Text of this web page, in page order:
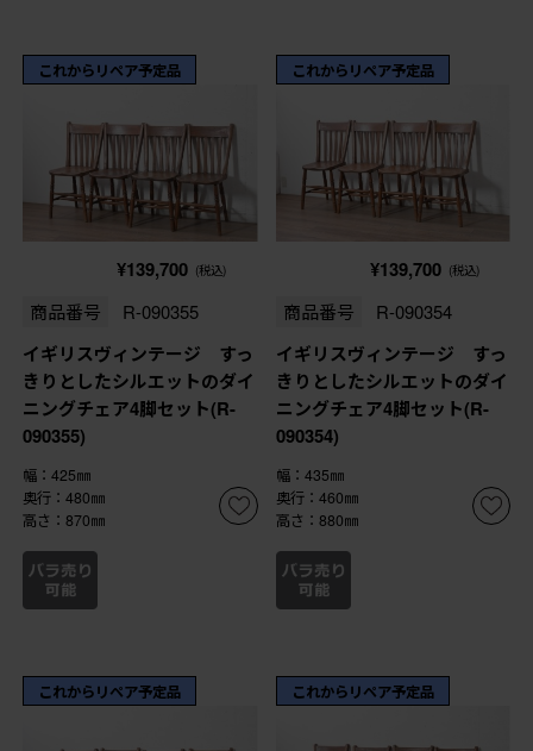
これからリペア予定品
¥139,700 (税込)
商品番号 R-090355
イギリスヴィンテージ すっ
きりとしたシルエットのダイ
ニングチェア4脚セット(R-
090355)
幅：425㎜
奥行：480㎜
高さ：870㎜
これからリペア予定品
¥139,700 (税込)
商品番号 R-090354
イギリスヴィンテージ すっ
きりとしたシルエットのダイ
ニングチェア4脚セット(R-
090354)
幅：435㎜
奥行：460㎜
高さ：880㎜
これからリペア予定品 これからリペア予定品